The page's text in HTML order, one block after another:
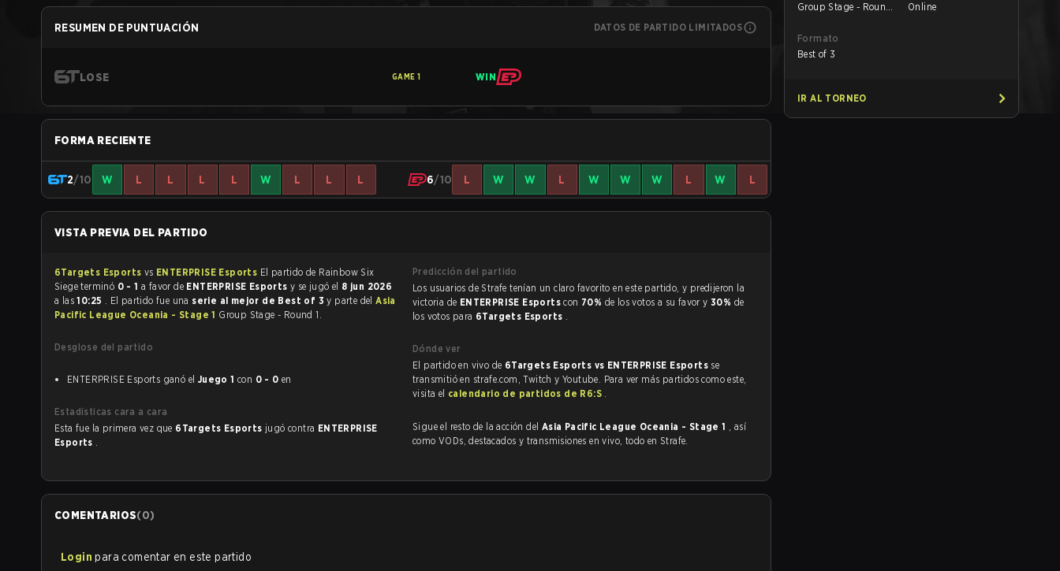
RESUMEN DE PUNTUACIÓN DATOS DE PARTIDO LIMITADOS
LOSE GAME 1 WIN
FORMA RECIENTE
2/10 W L L L L W L L L 6/10 L W W L W W W L W L
VISTA PREVIA DEL PARTIDO
6Targets Esports vs ENTERPRISE Esports El partido de Rainbow Six
Siege terminó 0 - 1 a favor de ENTERPRISE Esports y se jugó el 8 jun 2026
a las10:25 . El partido fue una serie al mejor de Best of 3y parte delAsia
Pacific League Oceania - Stage 1 Group Stage - Round 1.
Desglose del partido
ENTERPRISE Esports ganó el Juego 1 con 0 - 0 en
Estadísticas cara a cara
Esta fue la primera vez que 6Targets Esports jugó contra ENTERPRISE
Esports .
Predicción del partido
Los usuarios de Strafe tenían un claro favorito en este partido, y predijeron la
victoria de ENTERPRISE Esportscon 70% de los votos a su favor y 30% de
los votos para 6Targets Esports .
Dónde ver
El partido en vivo de 6Targets Esports vs ENTERPRISE Esports se
transmitió en strafe.com, Twitch y Youtube. Para ver más partidos como este,
visita el calendario de partidos de R6:S .
Sigue el resto de la acción del Asia Pacific League Oceania - Stage 1 , así
como VODs, destacados y transmisiones en vivo, todo en Strafe.
COMENTARIOS(0)
Login para comentar en este partido
Group Stage - Round
Online
Formato
Best of 3
IR AL TORNEO